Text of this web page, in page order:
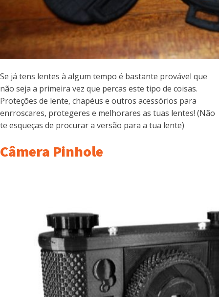
Se já tens lentes à algum tempo é bastante provável que
não seja a primeira vez que percas este tipo de coisas.
Proteções de lente, chapéus e outros acessórios para
enrroscares, protegeres e melhorares as tuas lentes! (Não
te esqueças de procurar a versão para a tua lente)
Câmera Pinhole